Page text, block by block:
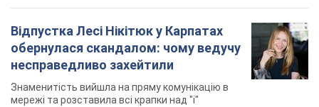
Відпустка Лесі Нікітюк у Карпатах
обернулася скандалом: чому ведучу
несправедливо захейтили
Знаменитість вийшла на пряму комунікацію в
мережі та розставила всі крапки над "і"